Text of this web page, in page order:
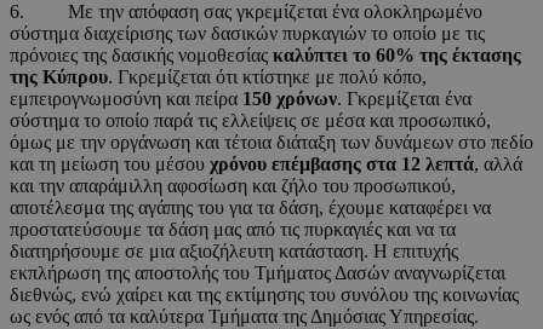
6. Με την απόφαση σας γκρεμίζεται ένα ολοκληρωμένο
σύστημα διαχείρισης των δασικών πυρκαγιών το οποίο με τις
πρόνοιες της δασικής νομοθεσίας καλύπτει το 60% της έκτασης
της Κύπρου. Γκρεμίζεται ότι κτίστηκε με πολύ κόπο,
εμπειρογνωμοσύνη και πείρα 150 χρόνων. Γκρεμίζεται ένα
σύστημα το οποίο παρά τις ελλείψεις σε μέσα και προσωπικό,
όμως με την οργάνωση και τέτοια διάταξη των δυνάμεων στο πεδίο
και τη μείωση του μέσου χρόνου επέμβασης στα 12 λεπτά, αλλά
και την απαράμιλλη αφοσίωση και ζήλο του προσωπικού,
αποτέλεσμα της αγάπης του για τα δάση, έχουμε καταφέρει να
προστατεύσουμε τα δάση μας από τις πυρκαγιές και να τα
διατηρήσουμε σε μια αξιοζήλευτη κατάσταση. Η επιτυχής
εκπλήρωση της αποστολής του Τμήματος Δασών αναγνωρίζεται
διεθνώς, ενώ χαίρει και της εκτίμησης του συνόλου της κοινωνίας
ως ενός από τα καλύτερα Τμήματα της Δημόσιας Υπηρεσίας.